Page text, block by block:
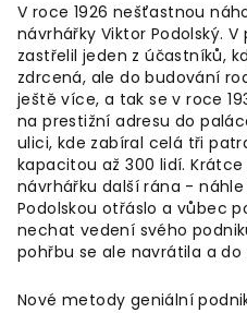
V roce 1926 nešťastnou
návrhářky Viktor Podolský.
zastřelil jeden z účastníků,
zdrcená, ale do budování
ještě více, a tak se v roce
na prestižní adresu do
ulici, kde zabíral celá tři
kapacitou až 300 lidí.
návrhářku další rána - náhle
Podolskou otřáslo a vůbec
nechat vedení svého
pohřbu se ale navrátila a
Nové metody geniální